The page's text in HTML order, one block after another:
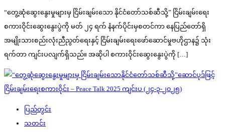
“တွေ့ဆုံဆွေးနွေးမှုများမှ ငြိမ်းချမ်းသော နိုင်ငံတော်သစ်ဆီသို့” ငြိမ်းချမ်းရေး
စကားဝိုင်းဆွေးနွေးပွဲကို မတ် ၂၄ ရက် နံနက်ပိုင်းမှစတင်ကာ နေပြည်တော်ရှိ
အမျိုးသားစည်းလုံးညီညွတ်ရေးနှင့် ငြိမ်းချမ်းရေးဖော်ဆောင်မှုဗဟိုဌာန၌ သုံး
ရက်တာ ကျင်းပလျက်ရှိသည်။ အဆိုပါ စကားဝိုင်းဆွေးနွေးပွဲကို […]
ပြည်တွင်း
သတင်း